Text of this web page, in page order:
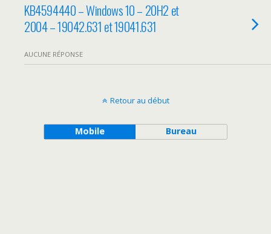
KB4594440 – Windows 10 – 20H2 et
2004 – 19042.631 et 19041.631
AUCUNE RÉPONSE
Retour au début
Mobile Bureau